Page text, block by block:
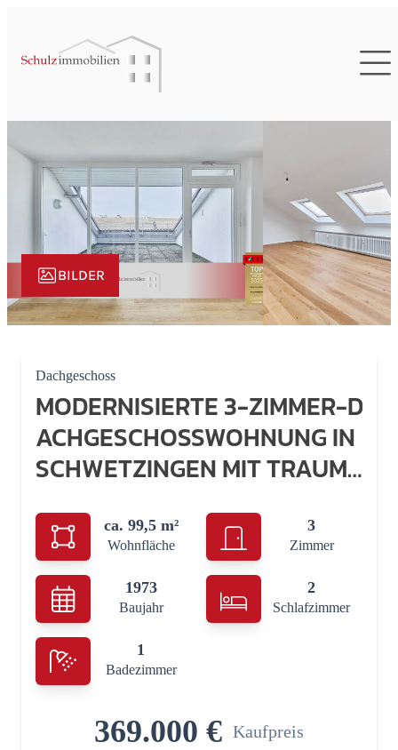
BILDER
Dachgeschoss
MODERNISIERTE 3-ZIMMER-D
ACHGESCHOSSWOHNUNG IN
SCHWETZINGEN MIT TRAUM
ca. 99,5 m²
Wohnfläche
3
Zimmer
1973
Baujahr
2
Schlafzimmer
1
Badezimmer
369.000 € Kaufpreis